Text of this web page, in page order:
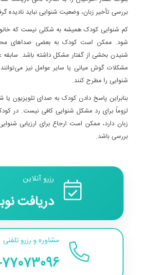
بررسی تأخیر زبان، وضعیت شنوایی نباید نادیده
کم شنوایی کودک همیشه به شکلی نیست که
شود. ممکن است کودک به بعضی صداهای
شنیدن بخشی از گفتار مشکل داشته باشد.
مشکلات گوش میانی یا سایر عوامل نیز می‌توانند
شنوایی را مطرح کنند.
بنابراین پاسخ دادن کودک به صدای تلویزیون
لزوماً برای رد مشکل شنوایی کافی نیست. در
زبان دارد، ممکن است ارجاع برای ارزیابی
بررسی باشد.
رزرو آنلاین
دریافت
مشاوره و رزرو تلفنی
77073096